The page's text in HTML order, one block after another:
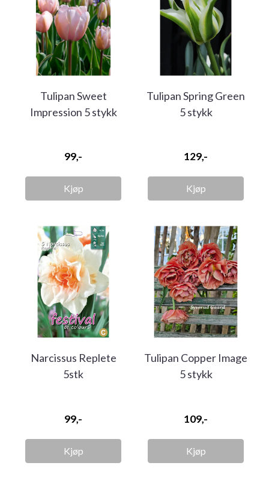
Tulipan Sweet
Impression 5 stykk
99,-
Kjøp
Tulipan Spring Green
5 stykk
129,-
Kjøp
Narcissus Replete
5stk
99,-
Kjøp
Tulipan Copper Image
5 stykk
109,-
Kjøp